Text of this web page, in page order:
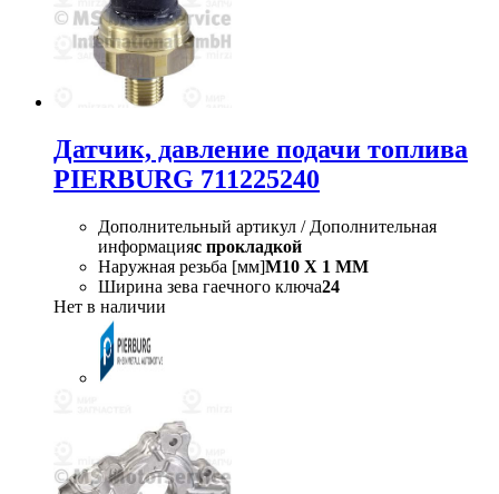
Датчик, давление подачи топлива
PIERBURG 711225240
Дополнительный артикул / Дополнительная
информацияс прокладкой
Наружная резьба [мм]M10 X 1 MM
Ширина зева гаечного ключа24
Нет в наличии